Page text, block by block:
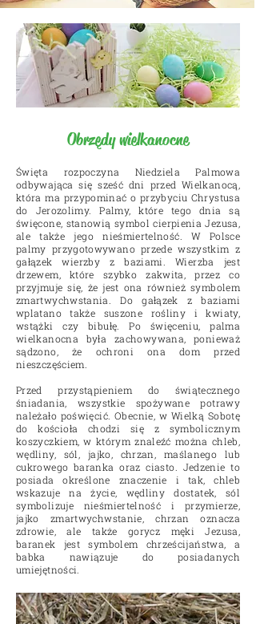
Obrzędy wielkanocne
Święta rozpoczyna Niedziela Palmowa
odbywająca się sześć dni przed Wielkanocą,
która ma przypominać o przybyciu Chrystusa
do Jerozolimy. Palmy, które tego dnia są
święcone, stanowią symbol cierpienia Jezusa,
ale także jego nieśmiertelność. W Polsce
palmy przygotowywano przede wszystkim z
gałązek wierzby z baziami. Wierzba jest
drzewem, które szybko zakwita, przez co
przyjmuje się, że jest ona również symbolem
zmartwychwstania. Do gałązek z baziami
wplatano także suszone rośliny i kwiaty,
wstążki czy bibułę. Po święceniu, palma
wielkanocna była zachowywana, ponieważ
sądzono, że ochroni ona dom przed
nieszczęściem.
Przed przystąpieniem do świątecznego
śniadania, wszystkie spożywane potrawy
należało poświęcić. Obecnie, w Wielką Sobotę
do kościoła chodzi się z symbolicznym
koszyczkiem, w którym znaleźć można chleb,
wędliny, sól, jajko, chrzan, maślanego lub
cukrowego baranka oraz ciasto. Jedzenie to
posiada określone znaczenie i tak, chleb
wskazuje na życie, wędliny dostatek, sól
symbolizuje nieśmiertelność i przymierze,
jajko zmartwychwstanie, chrzan oznacza
zdrowie, ale także gorycz męki Jezusa,
baranek jest symbolem chrześcijaństwa, a
babka nawiązuje do posiadanych
umiejętności.